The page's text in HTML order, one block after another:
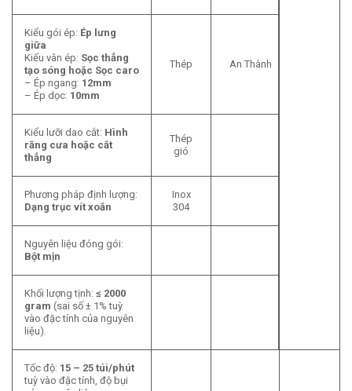
Kiểu gói ép: Ép lưng
giữa
Kiểu vân ép: Sọc thẳng
tạo sóng hoặc Sọc caro
– Ép ngang: 12mm
– Ép dọc: 10mm
Thép An Thành
Kiểu lưỡi dao cắt: Hình
răng cưa hoặc cắt
thẳng
Thép
gió
Phương pháp định lượng:
Dạng trục vít xoắn
Inox
304
Nguyên liệu đóng gói:
Bột mịn
Khối lượng tịnh: ≤ 2000
gram (sai số ± 1% tuỳ
vào đặc tính của nguyên
liệu).
Tốc độ: 15 – 25 túi/phút
tuỳ vào đặc tính, độ bụi